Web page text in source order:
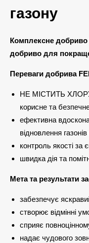
газону
Комплексне добриво
добриво для
Переваги добрива
НЕ МІСТИТЬ ХЛОРУ
корисне та
ефективна
відновлення
контроль якості за
швидка дія та
Мета та результати
забезпечує
створює відмінні
сприяє
надає чудового